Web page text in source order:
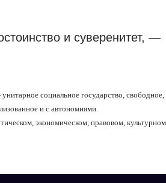
и суверенитет, —
социальное государство, свободное,
и с автономиями.
экономическом, правовом,